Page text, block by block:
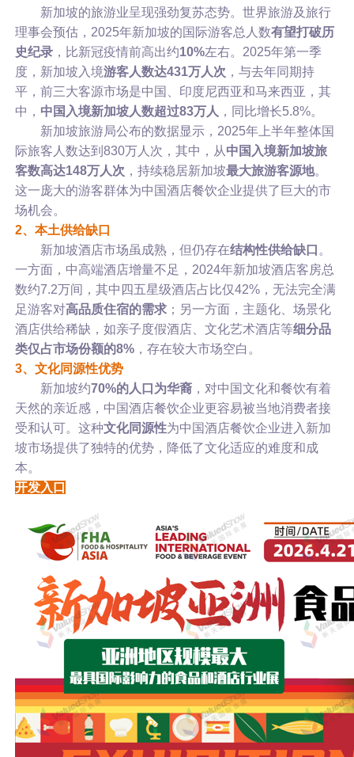
新加坡的旅游业呈现强劲复苏态势。世界旅游及旅行
理事会预估，2025年新加坡的国际游客总人数有望打破历
史纪录，比新冠疫情前高出约10%左右。2025年第一季
度，新加坡入境游客人数达431万人次 ，与去年同期持
平，前三大客源市场是中国、印度尼西亚和马来西亚，其
中， 中国入境新加坡人数超过83万人 ，同比增长5.8%。
新加坡旅游局公布的数据显示，2025年上半年整体国
际旅客人数达到830万人次，其中，从中国入境新加坡旅
客数高达148万人次 ，持续稳居新加坡最大旅游客源地。
这一庞大的游客群体为中国酒店餐饮企业提供了巨大的市
场机会。
2、本土供给缺口
新加坡酒店市场虽成熟，但仍存在结构性供给缺口 。
一方面，中高端酒店增量不足，2024年新加坡酒店客房总
数约7.2万间，其中四五星级酒店占比仅42%，无法完全满
足游客对高品质住宿的需求；另一方面，主题化、场景化
酒店供给稀缺，如亲子度假酒店、文化艺术酒店等细分品
类仅占市场份额的8%，存在较大市场空白。
3、文化同源性优势
新加坡约70%的人口为华裔，对中国文化和餐饮有着
天然的亲近感，中国酒店餐饮企业更容易被当地消费者接
受和认可。这种文化同源性为中国酒店餐饮企业进入新加
坡市场提供了独特的优势，降低了文化适应的难度和成
本。
开发入口